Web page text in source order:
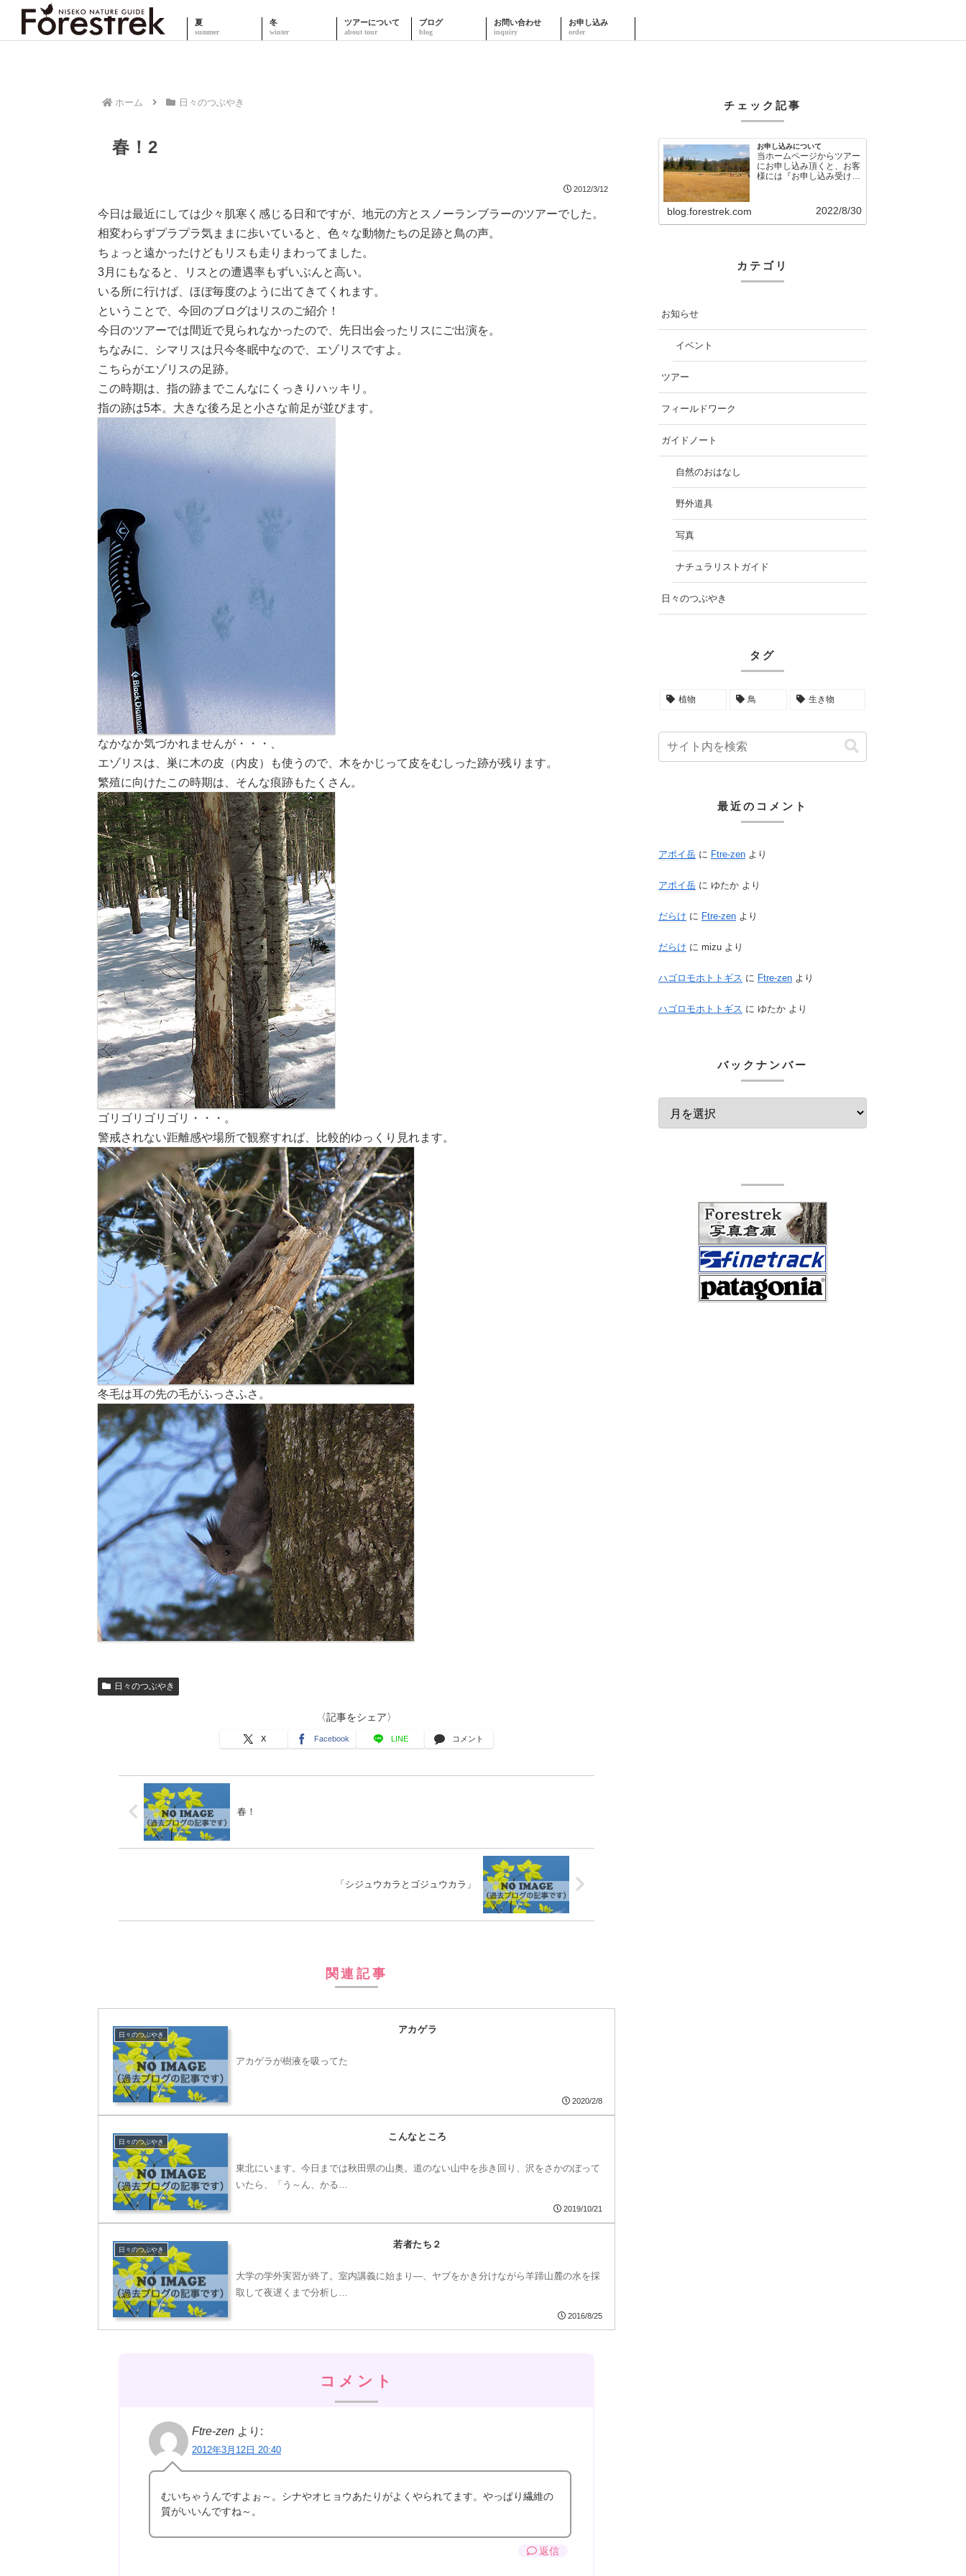
夏 冬 ツアーについて ブログ お問い合わせ お申し込み
ホーム 日々のつぶやき
春！2
2012/3/12
今日は最近にしては少々肌寒く感じる日和ですが、地元の方とスノーランブラーのツアーでした。
相変わらずプラプラ気ままに歩いていると、色々な動物たちの足跡と鳥の声。
ちょっと遠かったけどもリスも走りまわってました。
3月にもなると、リスとの遭遇率もずいぶんと高い。
いる所に行けば、ほぼ毎度のように出てきてくれます。
ということで、今回のブログはリスのご紹介！
今日のツアーでは間近で見られなかったので、先日出会ったリスにご出演を。
ちなみに、シマリスは只今冬眠中なので、エゾリスですよ。
こちらがエゾリスの足跡。
この時期は、指の跡までこんなにくっきりハッキリ。
指の跡は5本。大きな後ろ足と小さな前足が並びます。
なかなか気づかれませんが・・・、
エゾリスは、巣に木の皮（内皮）も使うので、木をかじって皮をむしった跡が残ります。
繁殖に向けたこの時期は、そんな痕跡もたくさん。
ゴリゴリゴリゴリ・・・。
警戒されない距離感や場所で観察すれば、比較的ゆっくり見れます。
冬毛は耳の先の毛がふっさふさ。
日々のつぶやき
〈記事をシェア〉
X Facebook LINE コメント
春！
「シジュウカラとゴジュウカラ」
関連記事
日々のつぶやき
アカゲラ
アカゲラが樹液を吸ってた
2020/2/8
日々のつぶやき
こんなところ
東北にいます。今日までは秋田県の山奥。道のない山中を歩き回り、沢をさかのぼって
いたら、「う～ん、かる…
2019/10/21
日々のつぶやき
若者たち２
大学の学外実習が終了。室内講義に始まり―、ヤブをかき分けながら羊蹄山麓の水を採
取して夜遅くまで分析し…
2016/8/25
コメント
Ftre-zen より:
2012年3月12日 20:40
むいちゃうんですよぉ～。シナやオヒョウあたりがよくやられてます。やっぱり繊維の
質がいいんですね～。
返信
チェック記事
お申し込みについて
当ホームページからツアー
にお申し込み頂くと、お客
様には『お申し込み受け付
blog.forestrek.com 2022/8/30
カテゴリ
お知らせ
イベント
ツアー
フィールドワーク
ガイドノート
自然のおはなし
野外道具
写真
ナチュラリストガイド
日々のつぶやき
タグ
植物 鳥 生き物
最近のコメント
アポイ岳 に Ftre-zen より
アポイ岳 に ゆたか より
だらけ に Ftre-zen より
だらけ に mizu より
ハゴロモホトトギス に Ftre-zen より
ハゴロモホトトギス に ゆたか より
バックナンバー